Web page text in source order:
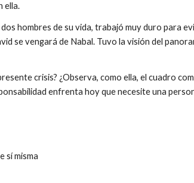
ella.
hombres de su vida, trabajó muy duro para
se vengará de Nabal. Tuvo la visión del
crisis? ¿Observa, como ella, el cuadro
enfrenta hoy que necesite una
sí misma